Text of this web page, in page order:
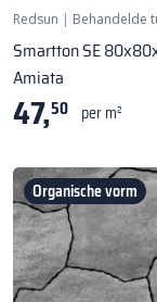
Redsun | Behandelde
Smartton SE
Amiata
47,50 per m²
Organische vorm